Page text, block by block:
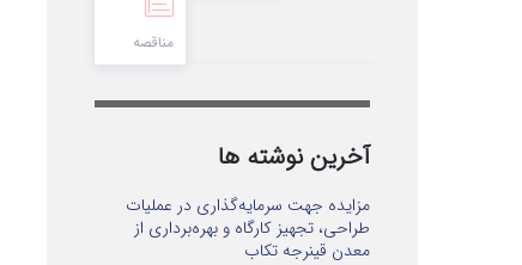
مناقصه
آخرین نوشته ها
مزایده جهت سرمایه‌گذاری در عملیات
طراحی، تجهیز کارگاه و بهره‌برداری از
معدن قینرجه تکاب